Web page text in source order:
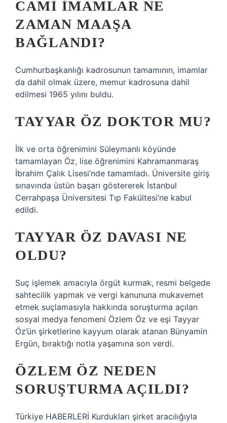
CAMI IMAMLAR NE
ZAMAN MAAŞA
BAĞLANDI?
Cumhurbaşkanlığı kadrosunun tamamının, imamlar
da dahil olmak üzere, memur kadrosuna dahil
edilmesi 1965 yılını buldu.
TAYYAR ÖZ DOKTOR MU?
İlk ve orta öğrenimini Süleymanlı köyünde
tamamlayan Öz, lise öğrenimini Kahramanmaraş
İbrahim Çalık Lisesi’nde tamamladı. Üniversite giriş
sınavında üstün başarı göstererek İstanbul
Cerrahpaşa Üniversitesi Tıp Fakültesi’ne kabul
edildi.
TAYYAR ÖZ DAVASI NE
OLDU?
Suç işlemek amacıyla örgüt kurmak, resmi belgede
sahtecilik yapmak ve vergi kanununa mukavemet
etmek suçlamasıyla hakkında soruşturma açılan
sosyal medya fenomeni Özlem Öz ve eşi Tayyar
Öz’ün şirketlerine kayyum olarak atanan Bünyamin
Ergün, bıraktığı notla yaşamına son verdi.
ÖZLEM ÖZ NEDEN
SORUŞTURMA AÇILDI?
Türkiye HABERLERİ Kurdukları şirket aracılığıyla